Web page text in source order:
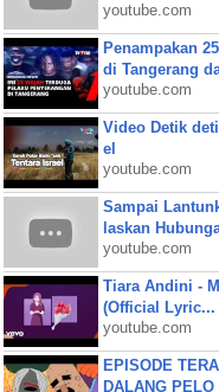
youtube.com
Penampakan
di Tangerang
youtube.com
Video Detik
el
youtube.com
Sampai
laskan
youtube.com
Tiara Andini -
(Official Lyric...
youtube.com
EPISODE
DALANG PELO